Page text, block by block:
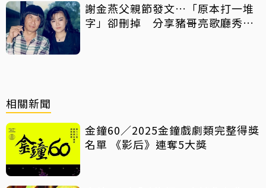
謝金燕父親節發文…「原本打一堆
字」卻刪掉 分享豬哥亮歌廳秀歌
相關新聞
金鐘60／2025金鐘戲劇類完整得獎
名單 《影后》連奪5大獎